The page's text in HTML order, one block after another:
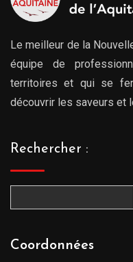
Le meilleur de la
équipe de
territoires et qui se
découvrir les saveurs et
Rechercher :
Coordonnées